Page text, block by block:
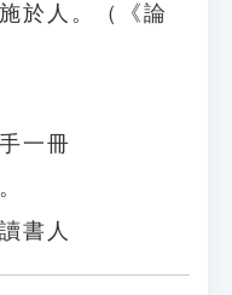
於人。（《論
一冊
書人